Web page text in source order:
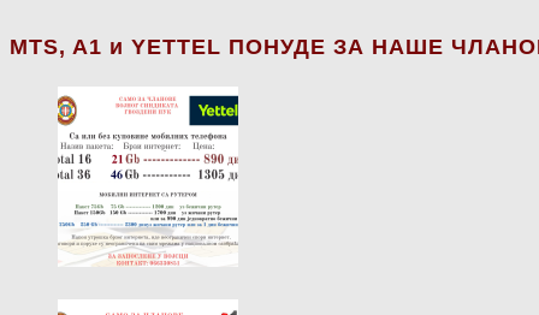
МТS, A1 и YETTEL ПОНУДЕ ЗА НАШЕ